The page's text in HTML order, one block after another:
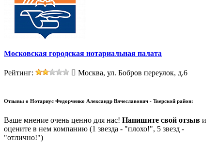
Московская городская нотариальная палата
Рейтинг: Москва, ул. Бобров переулок, д.6
Отзывы о Нотариус Федорченко Александр Вячеславович - Тверской район:
Ваше мнение очень ценно для нас! Напишите свой отзыв и
оцените в нем компанию (1 звезда - "плохо!", 5 звезд -
"отлично!")